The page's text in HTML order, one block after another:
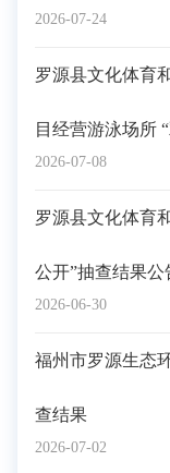
2026-07-24
2026-07-08
罗源县文化体育
目经营游泳场所
2026-06-30
罗源县文化体育
公开”抽查结果公
2026-07-02
福州市罗源生态
查结果